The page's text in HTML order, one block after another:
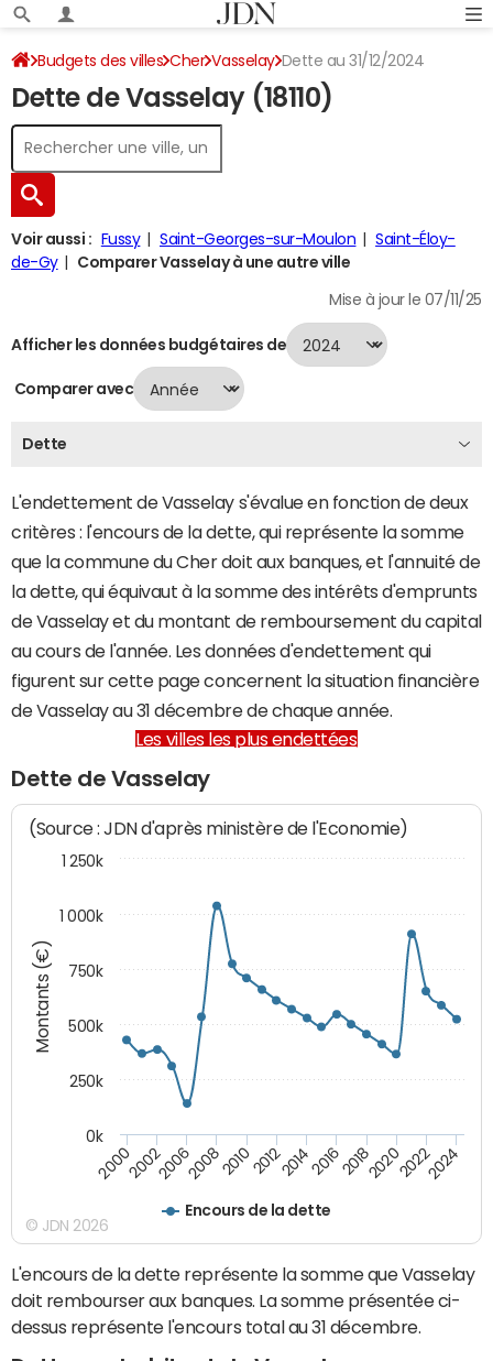
Budgets des villes Cher Vasselay Dette au 31/12/2024
Dette de Vasselay (18110)
Voir aussi : Fussy Saint-Georges-sur-Moulon
Saint-Éloy-
de-Gy
Comparer Vasselay à une autre ville
Mise à jour le 07/11/25
Afficher les données budgétaires de
Comparer avec
Dette
L'endettement de Vasselay s'évalue en fonction de deux
critères : l'encours de la dette, qui représente la somme
que la commune du Cher doit aux banques, et l'annuité de
la dette, qui équivaut à la somme des intérêts d'emprunts
de Vasselay et du montant de remboursement du capital
au cours de l'année. Les données d'endettement qui
figurent sur cette page concernent la situation financière
de Vasselay au 31 décembre de chaque année.
Les villes les plus endettées
Dette de Vasselay
Montants (€)
(Source : JDN d'après ministère de l'Economie)
Encours de la dette
200020022006200820102012201420162018202020222024
0k
250k
500k
750k
1 000k
1 250k
© JDN 2026
L'encours de la dette représente la somme que Vasselay
doit rembourser aux banques. La somme présentée ci-
dessus représente l'encours total au 31 décembre.